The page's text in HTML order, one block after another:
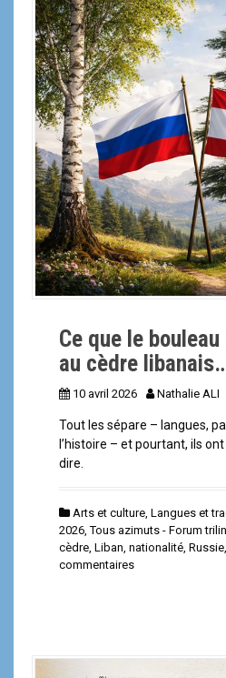
Ce que le
au cèdre
10 avril 2026 Nathalie ALI
Tout les sépare – langues,
l’histoire – et pourtant, ils
dire.
Arts et culture, Langues et
2026,Tous azimuts - Forum
cèdre, Liban, nationalité, Russie
commentaires